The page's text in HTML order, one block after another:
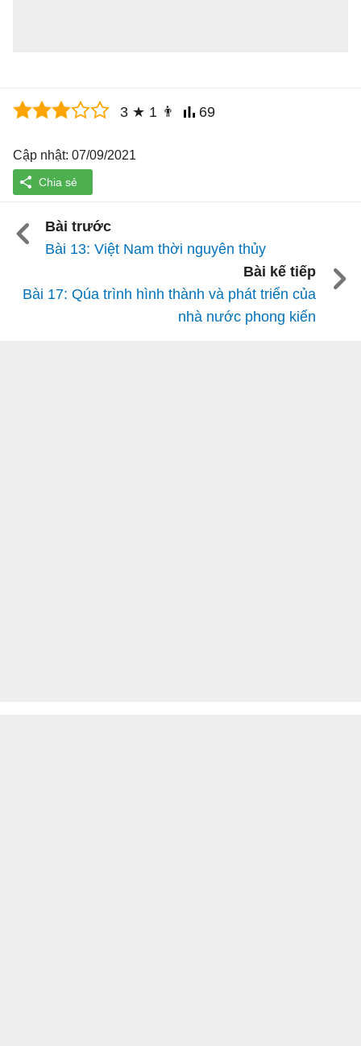
3 ★ 1 👨 69
Cập nhật: 07/09/2021
Bài trước
Bài 13: Việt Nam thời nguyên thủy
Bài kế tiếp
Bài 17: Qúa trình hình thành và phát triển của
nhà nước phong kiến